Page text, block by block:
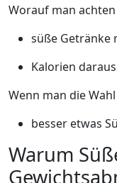
Worauf man
süße Getränke
Kalorien
Wenn man die
besser etwas
Warum